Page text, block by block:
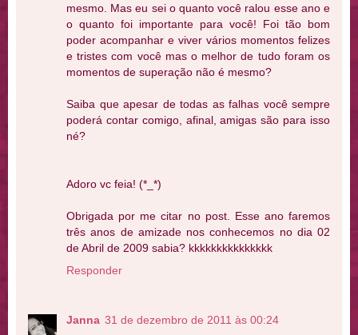
mesmo. Mas eu sei o quanto você ralou esse ano e
o quanto foi importante para você! Foi tão bom
poder acompanhar e viver vários momentos felizes
e tristes com você mas o melhor de tudo foram os
momentos de superação não é mesmo?
Saiba que apesar de todas as falhas você sempre
poderá contar comigo, afinal, amigas são para isso
né?
Adoro vc feia! (*_*)
Obrigada por me citar no post. Esse ano faremos
três anos de amizade nos conhecemos no dia 02
de Abril de 2009 sabia? kkkkkkkkkkkkkkk
Responder
Janna 31 de dezembro de 2011 às 00:24